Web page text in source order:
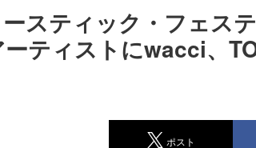
ースティック・フェス
ティストにwacci、
ポスト